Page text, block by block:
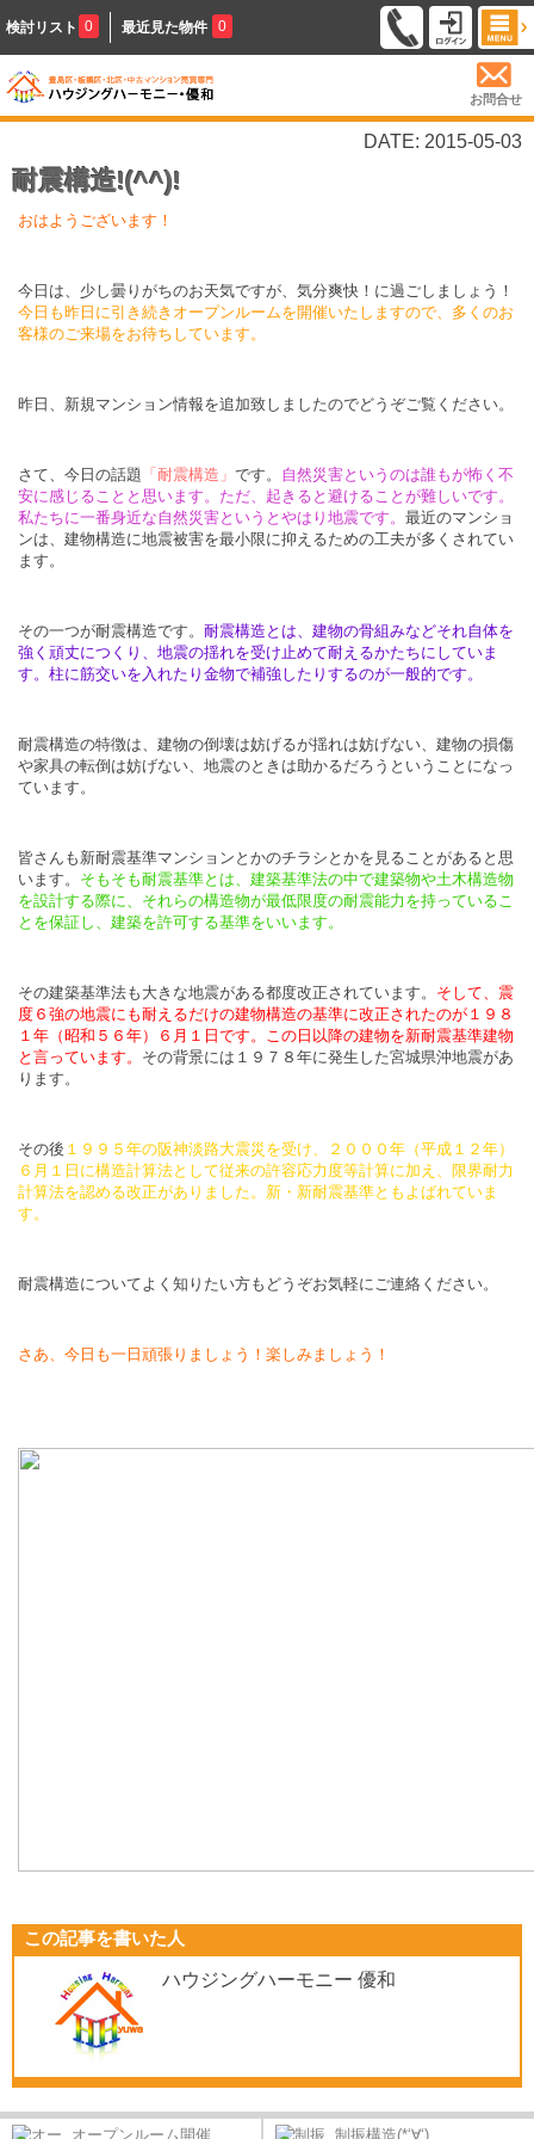
検討リスト 0 最近見た物件 0
お問合せ
DATE: 2015-05-03
耐震構造!(^^)!
おはようございます！
今日は、少し曇りがちのお天気ですが、気分爽快！に過ごしましょう！
今日も昨日に引き続きオープンルームを開催いたしますので、多くのお
客様のご来場をお待ちしています。
昨日、新規マンション情報を追加致しましたのでどうぞご覧ください。
さて、今日の話題 「耐震構造」 です。 自然災害というのは誰もが怖く不
安に感じることと思います。ただ、起きると避けることが難しいです。
私たちに一番身近な自然災害というとやはり地震です。 最近のマンショ
ンは、建物構造に地震被害を最小限に抑えるための工夫が多くされてい
ます。
その一つが耐震構造です。 耐震構造とは、建物の骨組みなどそれ自体を
強く頑丈につくり、地震の揺れを受け止めて耐えるかたちにしていま
す。柱に筋交いを入れたり金物で補強したりするのが一般的です。
耐震構造の特徴は、建物の倒壊は妨げるが揺れは妨げない、建物の損傷
や家具の転倒は妨げない、地震のときは助かるだろうということになっ
ています。
皆さんも新耐震基準マンションとかのチラシとかを見ることがあると思
います。 そもそも耐震基準とは、建築基準法の中で建築物や土木構造物
を設計する際に、それらの構造物が最低限度の耐震能力を持っているこ
とを保証し、建築を許可する基準をいいます。
その建築基準法も大きな地震がある都度改正されています。 そして、震
度６強の地震にも耐えるだけの建物構造の基準に改正されたのが１９８
１年（昭和５６年）６月１日です。この日以降の建物を新耐震基準建物
と言っています。 その背景には１９７８年に発生した宮城県沖地震があ
ります。
その後 １９９５年の阪神淡路大震災を受け、２０００年（平成１２年）
６月１日に構造計算法として従来の許容応力度等計算に加え、限界耐力
計算法を認める改正がありました。新・新耐震基準ともよばれていま
す。
耐震構造についてよく知りたい方もどうぞお気軽にご連絡ください。
さあ、今日も一日頑張りましょう！楽しみましょう！
この記事を書いた人
ハウジングハーモニー 優和
オープンルーム開催... 制振構造(*‘∀‘)